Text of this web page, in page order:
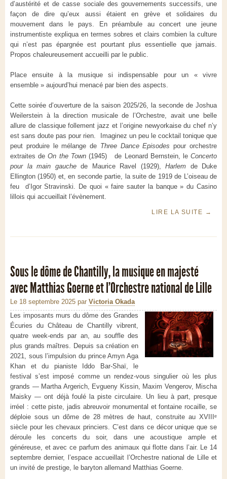
d’austérité et de casse sociale des gouvernements successifs, une
façon de dire qu’eux aussi étaient en grève et solidaires du
mouvement dans le pays. En préambule au concert une jeune
instrumentiste expliqua en termes sobres et clairs combien la culture
qui n’est pas épargnée est pourtant plus essentielle que jamais.
Propos chaleureusement accueilli par le public.
Place ensuite à la musique si indispensable pour un « vivre
ensemble » aujourd’hui menacé par bien des aspects.
Cette soirée d’ouverture de la saison 2025/26, la seconde de Joshua
Weilerstein à la direction musicale de l’Orchestre, avait une belle
allure de classique follement jazz et l’origine newyorkaise du chef n’y
est sans doute pas pour rien. Imaginez un peu le cocktail tonique que
peut produire le mélange de Three Dance Episodes pour orchestre
extraites deOn the Town (1945) de Leonard Bernstein, leConcerto
pour la main gauche de Maurice Ravel (1929), Harlem de Duke
Ellington (1950) et, en seconde partie, la suite de 1919 de L’oiseau de
feu d’Igor Stravinski. De quoi « faire sauter la banque » du Casino
lillois qui accueillait l’évènement.
LIRE LA SUITE →
Sous le dôme de Chantilly, la musique en majesté
avec Matthias Goerne et l’Orchestre national de Lille
Le 18 septembre 2025 par Victoria Okada
Les imposants murs du dôme des Grandes
Écuries du Château de Chantilly vibrent,
quatre week-ends par an, au souffle des
plus grands maîtres. Depuis sa création en
2021, sous l’impulsion du prince Amyn Aga
Khan et du pianiste Iddo Bar-Shaï, le
festival s’est imposé comme un rendez-vous singulier où les plus
grands — Martha Argerich, Evgueny Kissin, Maxim Vengerov, Mischa
Maisky — ont déjà foulé la piste circulaire. Un lieu à part, presque
irréel : cette piste, jadis abreuvoir monumental et fontaine rocaille, se
déploie sous un dôme de 28 mètres de haut, construite au XVIIIᵉ
siècle pour les chevaux princiers. C’est dans ce décor unique que se
déroule les concerts du soir, dans une acoustique ample et
généreuse, et avec ce parfum des animaux qui flotte dans l’air. Le 14
septembre dernier, l’espace accueillait l’Orchestre national de Lille et
un invité de prestige, le baryton allemand Matthias Goerne.